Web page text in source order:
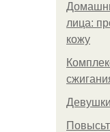
лица:
кожу